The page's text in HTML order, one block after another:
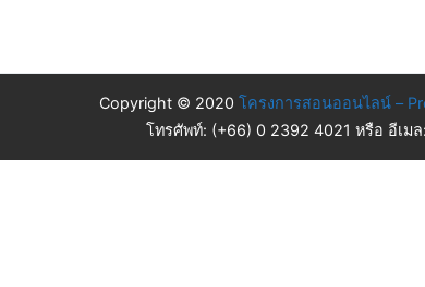
Copyright © 2020 โครงการสอนออนไลน์ –
โทรศัพท์: (+66) 0 2392 4021 หรือ อีเมล: